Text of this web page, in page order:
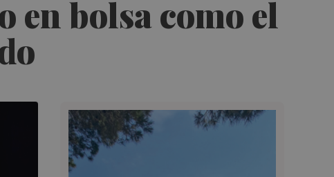
en bolsa como el